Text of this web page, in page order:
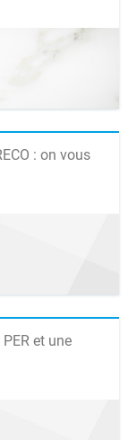
: on vous
et une